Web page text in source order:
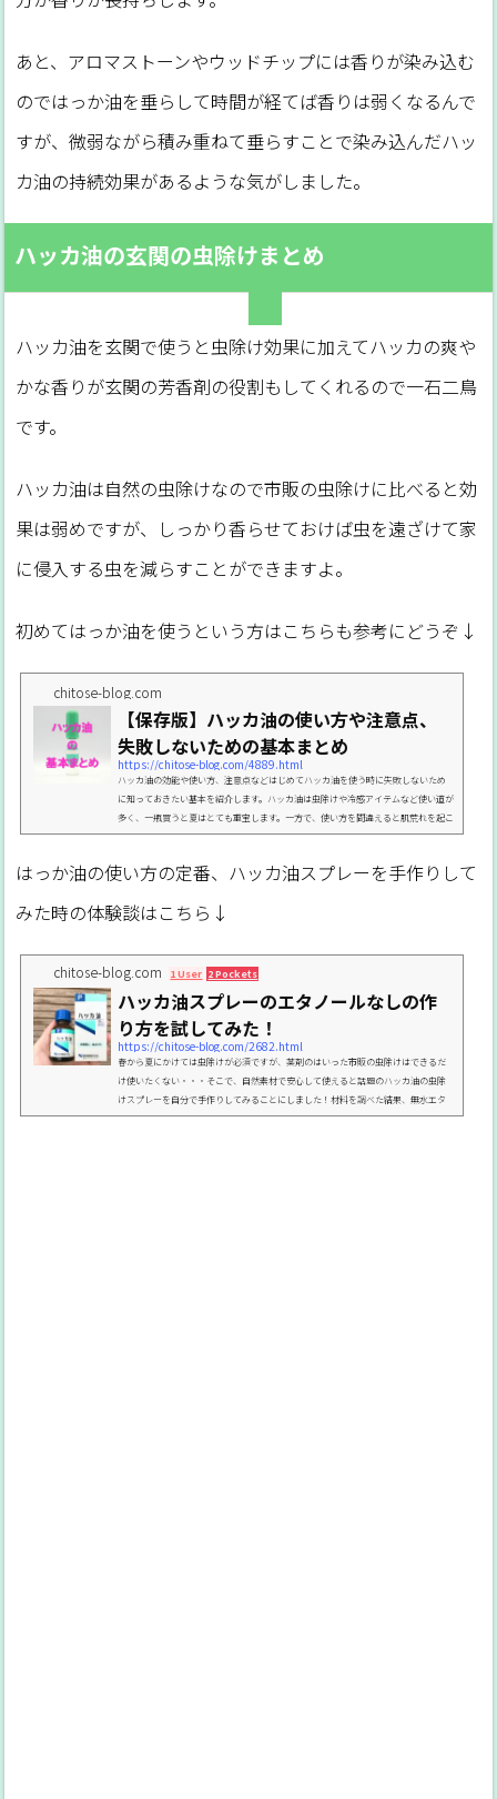
あと、アロマストーンやウッドチップには香りが染み込む
のではっか油を垂らして時間が経てば香りは弱くなるんで
すが、微弱ながら積み重ねて垂らすことで染み込んだハッ
カ油の持続効果があるような気がしました。
ハッカ油の玄関の虫除けまとめ
ハッカ油を玄関で使うと虫除け効果に加えてハッカの爽や
かな香りが玄関の芳香剤の役割もしてくれるので一石二鳥
です。
ハッカ油は自然の虫除けなので市販の虫除けに比べると効
果は弱めですが、しっかり香らせておけば虫を遠ざけて家
に侵入する虫を減らすことができますよ。
初めてはっか油を使うという方はこちらも参考にどうぞ↓
chitose-blog.com
【保存版】ハッカ油の使い方や注意点、
失敗しないための基本まとめ
https://chitose-blog.com/4889.html
ハッカ油の効能や使い方、注意点などはじめてハッカ油を使う時に失敗しないため
に知っておきたい基本を紹介します。ハッカ油は虫除けや冷感アイテムなど使い道が
多く、一瓶買うと夏はとても重宝します。一方で、使い方を間違えると肌荒れを起こ
したりして危険なことも！安心してハッカ油を楽しむための情報をこれまで各記事
カ油の効果効能ハッカ油にはどんな効果があるのか？なぜ効くのか？ハッカ油の効
はっか油の使い方の定番、ハッカ油スプレーを手作りして
みた時の体験談はこちら↓
chitose-blog.com 1 User 2 Pockets
ハッカ油スプレーのエタノールなしの作
り方を試してみた！
https://chitose-blog.com/2682.html
春から夏にかけては虫除けが必須ですが、薬剤のはいった市販の虫除けはできるだ
け使いたくない・・・そこで、自然素材で安心して使えると話題のハッカ油の虫除
けスプレーを自分で手作りしてみることにしました！材料を調べた結果、無水エタ
ノールがちょっと高かったので今回はエタノールなしで作ってみた感想です。精製水